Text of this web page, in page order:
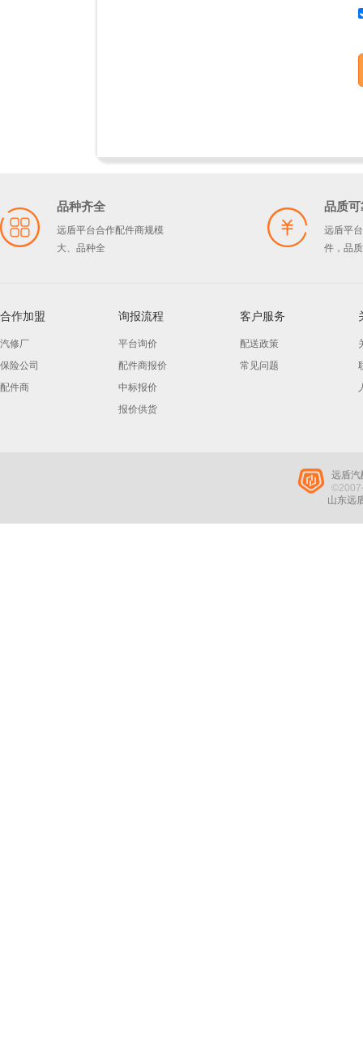
品种齐全
远盾平台合作配件商规模
大、品种全
品质可
远盾平
件，品
合作加盟
汽修厂
保险公司
配件商
询报流程
平台询价
配件商报价
中标报价
报价供货
客户服务
配送政策
常见问题
远盾汽
山东远